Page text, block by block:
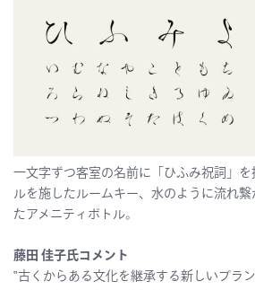
一文字ずつ客室の名前に「ひふみ祝詞」
ルを施したルームキー、水のように流れ
たアメニティボトル。
藤田 佳子氏コメント
‟古くからある文化を継承する新しいブラ